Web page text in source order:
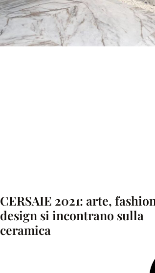
CERSAIE 2021: arte,
design si incontrano sulla
ceramica